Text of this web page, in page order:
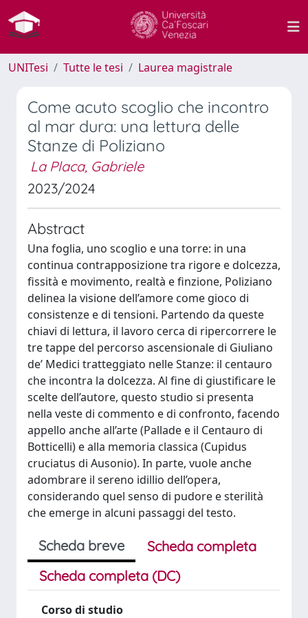
UNITesi Tutte le tesi Laurea magistrale
Come acuto scoglio che incontro
al mar dura: una lettura delle
Stanze di Poliziano
La Placa, Gabriele
2023/2024
Abstract
Una foglia, uno scoglio e una torre: in una
continua contrapposizione tra rigore e dolcezza,
fissità e movimento, realtà e finzione, Poliziano
delinea la visione dell’amore come gioco di
consistenze e di tensioni. Partendo da queste
chiavi di lettura, il lavoro cerca di ripercorrere le
tre tappe del percorso ascensionale di Giuliano
de’ Medici tratteggiato nelle Stanze: il centauro
che incontra la dolcezza. Al fine di giustificare le
scelte dell’autore, questo studio si presenta
nella veste di commento e di confronto, facendo
appello anche all’arte (Pallade e il Centauro di
Botticelli) e alla memoria classica (Cupidus
cruciatus di Ausonio). In parte, vuole anche
adombrare il sereno idillio dell’opera,
considerando quel senso di pudore e sterilità
che emerge in alcuni passaggi del testo.
Scheda breve
Scheda completa
Scheda completa (DC)
Corso di studio